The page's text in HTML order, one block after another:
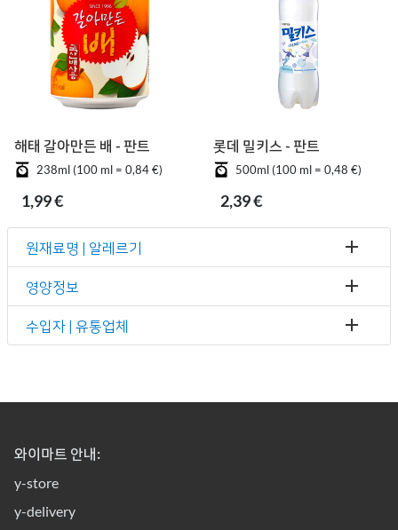
해태 갈아만든 배 - 판트
238ml (100 ml = 0,84 €)
1,99 €
롯데 밀키스 - 판트
500ml (100 ml = 0,48 €)
2,39 €
원재료명 | 알레르기
영양정보
수입자 | 유통업체
와이마트 안내:
y-store
y-delivery